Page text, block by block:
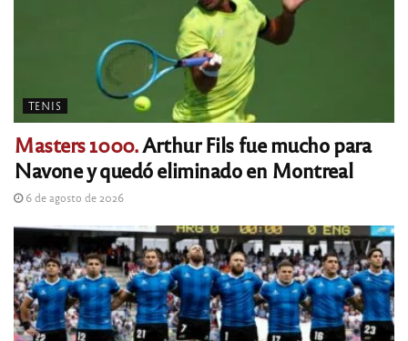
TENIS
Masters 1000.Arthur Fils fue mucho para
Navone y quedó eliminado en Montreal
6 de agosto de 2026